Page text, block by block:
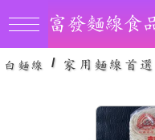
白麵線 / 家用麵線首選
、水、無
富發麵線食